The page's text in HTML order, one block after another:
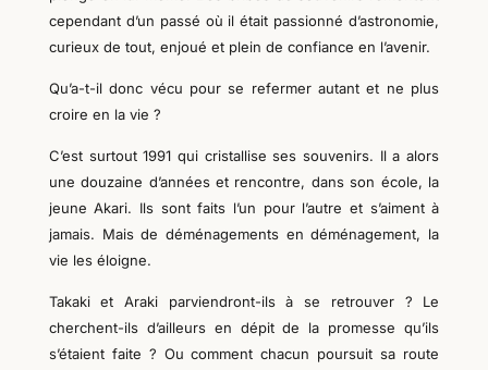
cependant d’un passé où il était passionné d’astronomie,
curieux de tout, enjoué et plein de confiance en l’avenir.
Qu’a-t-il donc vécu pour se refermer autant et ne plus
croire en la vie ?
C’est surtout 1991 qui cristallise ses souvenirs. Il a alors
une douzaine d’années et rencontre, dans son école, la
jeune Akari. Ils sont faits l’un pour l’autre et s’aiment à
jamais. Mais de déménagements en déménagement, la
vie les éloigne.
Takaki et Araki parviendront-ils à se retrouver ? Le
cherchent-ils d’ailleurs en dépit de la promesse qu’ils
s’étaient faite ? Ou comment chacun poursuit sa route